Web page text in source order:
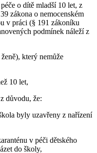
o dítě mladší 10 let, z
zákona o nemocenském
v práci (§ 191 zákoníku
podmínek náleží z
který nemůže
10 let,
důvodu, že:
byly uzavřeny z nařízení
v péči dětského
do školy,